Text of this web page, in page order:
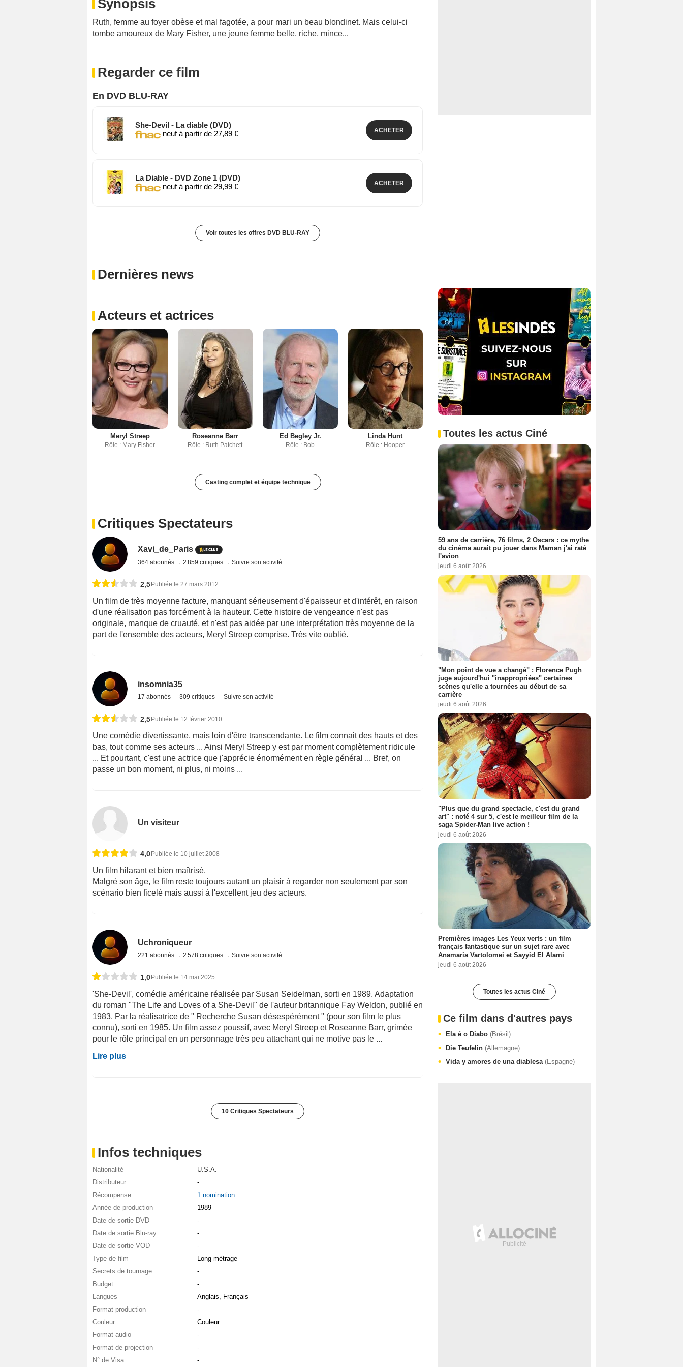
Synopsis
Ruth, femme au foyer obèse et mal fagotée, a pour mari un beau blondinet. Mais celui-ci
tombe amoureux de Mary Fisher, une jeune femme belle, riche, mince...
Regarder ce film
En DVD BLU-RAY
She-Devil - La diable (DVD)
neuf à partir de 27,89 €
ACHETER
La Diable - DVD Zone 1 (DVD)
neuf à partir de 29,99 €
ACHETER
Voir toutes les offres DVD BLU-RAY
Dernières news
Acteurs et actrices
Meryl Streep
Rôle : Mary Fisher
Roseanne Barr
Rôle : Ruth Patchett
Ed Begley Jr.
Rôle : Bob
Linda Hunt
Rôle : Hooper
Casting complet et équipe technique
Critiques Spectateurs
Xavi_de_Paris
364 abonnés 2 859 critiques Suivre son activité
2,5 Publiée le 27 mars 2012
Un film de très moyenne facture, manquant sérieusement d'épaisseur et d'intérêt, en raison
d'une réalisation pas forcément à la hauteur. Cette histoire de vengeance n'est pas
originale, manque de cruauté, et n'est pas aidée par une interprétation très moyenne de la
part de l'ensemble des acteurs, Meryl Streep comprise. Très vite oublié.
insomnia35
17 abonnés 309 critiques Suivre son activité
2,5 Publiée le 12 février 2010
Une comédie divertissante, mais loin d'être transcendante. Le film connait des hauts et des
bas, tout comme ses acteurs ... Ainsi Meryl Streep y est par moment complètement ridicule
... Et pourtant, c'est une actrice que j'apprécie énormément en règle général ... Bref, on
passe un bon moment, ni plus, ni moins ...
Un visiteur
4,0 Publiée le 10 juillet 2008
Un film hilarant et bien maîtrisé.
Malgré son âge, le film reste toujours autant un plaisir à regarder non seulement par son
scénario bien ficelé mais aussi à l'excellent jeu des acteurs.
Uchroniqueur
221 abonnés 2 578 critiques Suivre son activité
1,0 Publiée le 14 mai 2025
'She-Devil', comédie américaine réalisée par Susan Seidelman, sorti en 1989. Adaptation
du roman "The Life and Loves of a She-Devil" de l'auteur britannique Fay Weldon, publié en
1983. Par la réalisatrice de " Recherche Susan désespérément " (pour son film le plus
connu), sorti en 1985. Un film assez poussif, avec Meryl Streep et Roseanne Barr, grimée
pour le rôle principal en un personnage très peu attachant qui ne motive pas le ...
Lire plus
10 Critiques Spectateurs
Infos techniques
Nationalité
U.S.A.
Distributeur
-
Récompense
1 nomination
Année de production
1989
Date de sortie DVD
-
Date de sortie Blu-ray
-
Date de sortie VOD
-
Type de film
Long métrage
Secrets de tournage
-
Budget
-
Langues
Anglais, Français
Format production
-
Couleur
Couleur
Format audio
-
Format de projection
-
N° de Visa
-
Toutes les actus Ciné
59 ans de carrière, 76 films, 2 Oscars : ce mythe
du cinéma aurait pu jouer dans Maman j'ai raté
l'avion
jeudi 6 août 2026
"Mon point de vue a changé" : Florence Pugh
juge aujourd'hui "inappropriées" certaines
scènes qu'elle a tournées au début de sa
carrière
jeudi 6 août 2026
"Plus que du grand spectacle, c'est du grand
art" : noté 4 sur 5, c'est le meilleur film de la
saga Spider-Man live action !
jeudi 6 août 2026
Premières images Les Yeux verts : un film
français fantastique sur un sujet rare avec
Anamaria Vartolomei et Sayyid El Alami
jeudi 6 août 2026
Toutes les actus Ciné
Ce film dans d'autres pays
Ela é o Diabo (Brésil)
Die Teufelin (Allemagne)
Vida y amores de una diablesa (Espagne)